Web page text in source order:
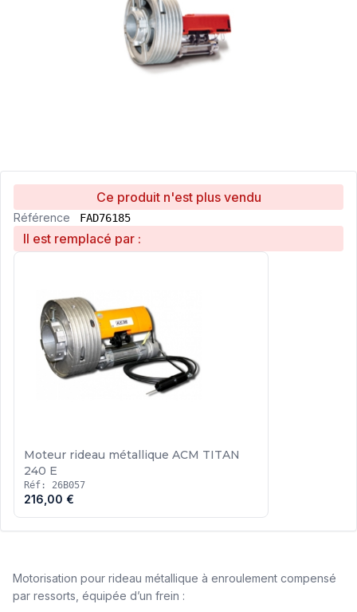
Ce produit n'est plus vendu
Référence FAD76185
Il est remplacé par :
Moteur rideau métallique ACM TITAN
240 E
Réf: 26B057
216,00 €
Motorisation pour rideau métallique à enroulement compensé
par ressorts, équipée d’un frein :